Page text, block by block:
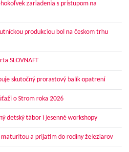
zariadenia s prístupom na
produkciou bol na českom trhu
SLOVNAFT
skutočný prorastový balík opatrení
o Strom roka 2026
detský tábor i jesenné workshopy
maturitou a prijatím do rodiny železiarov